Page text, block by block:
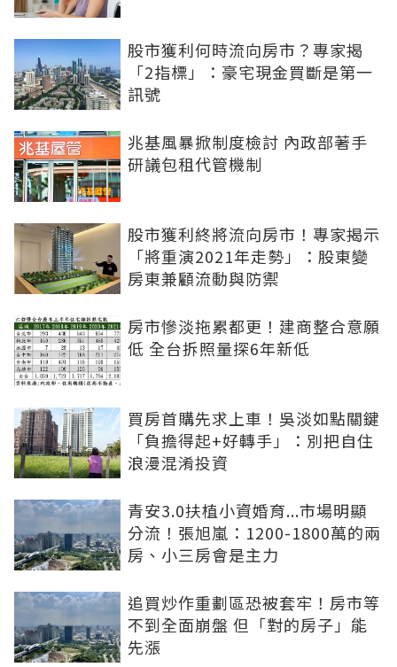
股市獲利何時流向房市？專家揭
「2指標」：豪宅現金買斷是第一
訊號
兆基風暴掀制度檢討 內政部著手
研議包租代管機制
股市獲利終將流向房市！專家揭示
「將重演2021年走勢」：股東變
房東兼顧流動與防禦
房市慘淡拖累都更！建商整合意願
低 全台拆照量探6年新低
買房首購先求上車！吳淡如點關鍵
「負擔得起+好轉手」：別把自住
浪漫混淆投資
青安3.0扶植小資婚育...市場明顯
分流！張旭嵐：1200-1800萬的兩
房、小三房會是主力
追買炒作重劃區恐被套牢！房市等
不到全面崩盤 但「對的房子」能
先漲